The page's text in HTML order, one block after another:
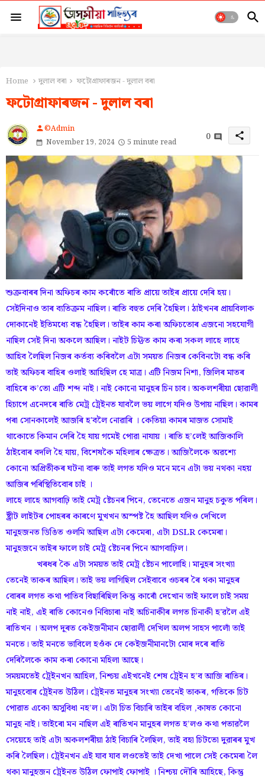
Home দুলাল বৰা ফটোগ্ৰাফাৰজন - দুলাল বৰা
ফটোগ্ৰাফাৰজন - দুলাল বৰা
person©Admin
November 19, 2024
5 minute read 0 share
শুক্ৰবাৰৰ দিনা অফিচৰ কাম কৰোঁতে ৰাতি প্ৰায়ে তাইৰ প্ৰায়ে দেৰি হয়।
সেইদিনাও তাৰ ব্যতিক্ৰম নাছিল। ৰাতি বহুত দেৰি হৈছিল। ঠাইখনৰ প্ৰায়বিলাক
দোকানেই ইতিমধ্যে বন্ধ হৈছিল। তাইৰ কাম কৰা অফিচতোৰ এজনো সহযোগী
নাছিল সেই দিনা অকলে আছিল। নাইট চিফ্টত কাম কৰা সকল লাহে লাহে
আহিব লৈছিল নিজৰ কৰ্তব্য কৰিবলৈ এটা সময়ত।নিজৰ কেবিনটো বন্ধ কৰি
তাই অফিচৰ বাহিৰ ওলাই আহিছিল হে মাত্ৰ। এটি নিজম নিশা, জিলিৰ মাতৰ
বাহিৰে ক’তো এটি শব্দ নাই। নাই কোনো মানুহৰ চিন চাব। অকলশৰীয়া ছোৱালী
হিচাপে এনেদৰে ৰাতি মেট্ৰ ট্ৰেইনত যাবলৈ ভয় লাগে যদিও উপায় নাছিল। কামৰ
পৰা সোনকালেই আজৰি হ'বলৈ নোৱাৰি । কেতিয়া কামৰ মাজত সোমাই
থাকোতে কিমান দেৰি হৈ যায় গমেই পোৱা নাযায় । ৰাতি হ’লেই আজিকালি
ঠাইবোৰ বদলি হৈ যায়, বিশেষকৈ মহিলাৰ ক্ষেত্ৰত। আজিলৈকে অৱশ্যে
কোনো অপ্ৰিতীকৰ ঘটনা বাৰু তাই লগত যদিও মনে মনে এটা ভয় নথকা নহয়
আজিৰ পৰিস্থিতিবোৰ চাই ।
লাহে লাহে আগবাঢ়ি তাই মেট্ৰ ষ্টেচনৰ পিনে, তেনেতে এজন মানুহ চকুত পৰিল।
ষ্ট্ৰীট লাইটৰ পোহৰৰ কাৰণে মুখখন অস্পষ্ট হৈ আছিল যদিও দেখিলে
মানুহজনত ডিঙিত ওলমি আছিল এটা কেমেৰা, এটা DSLR কেমেৰা।
মানুহজনে তাইৰ ফালে চাই মেট্ৰ ষ্টেচনৰ পিনে আগবাঢ়িল।
খৰধৰ কৈ এটা সময়ত তাই মেট্ৰ ষ্টেচন পালোহি। মানুহৰ সংখ্যা
তেনেই তাকৰ আছিল। তাই ভয় লাগিছিল সেইবাবে ওচৰৰ ৰৈ থকা মানুহৰ
বোৰৰ লগত কথা পাতিব বিছাৰিছিল কিন্তু কাৰোঁ দেখোন তাই ফালে চাই সময়
নাই নাই, এই ৰাতি কোনেও নিবিচাৰা নাই অচিনাকীৰ লগত চিনাকী হ'ৱলৈ এই
ৰাতিখন । অলপ দূৰত কেইজনীমান ছোৱালী দেখিল অলপ সাহস পালোঁ তাই
মনতে। তাই মনতে ভাবিলে হওঁক দে কেইজনীমানটো মোৰ দৰে ৰাতি
দেৰিলৈকে কাম কৰা কোনো মহিলা আছে।
সময়মতেই ট্ৰেইনখন আহিল, নিশ্চয় এইখনেই শেষ ট্ৰেইন হ’ব আজি ৰাতিৰ।
মানুহবোৰ ট্ৰেইনত উঠিল। ট্ৰেইনত মানুহৰ সংখ্যা তেনেই তাকৰ, গতিকে চিট
পোৱাত একো অসুবিধা নহ’ল। এটা চিত বিচাৰি তাইৰ বহিল ,কাষত কোনো
মানুহ নাই। তাইৰো মন নাছিল এই ৰাতিখন মানুহৰ লগত হ’লও কথা পতাৱলৈ
সেয়েহে তাই এটা অকলশৰীয়া ঠাই বিচাৰি লৈছিল, তাই বহা চিটতো দুৱাৰৰ মুখ
কৰি লৈছিল। ট্ৰেইনখন এই যাব যাব লওতেই তাই দেখা পালে সেই কেমেৰা লৈ
থকা মানুহজন ট্ৰেইনত উঠিল ফোপাই ফোপাই । নিশ্চয় দৌৰি আহিছে, কিন্তু